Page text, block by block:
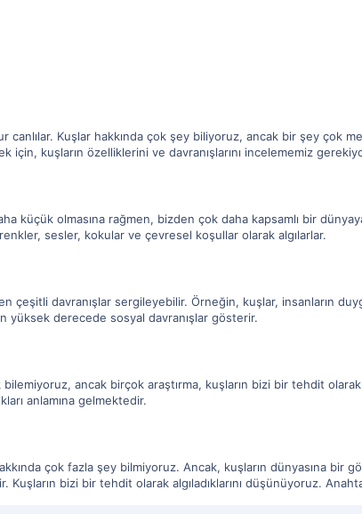
canlılar. Kuşlar hakkında çok şey biliyoruz, ancak bir şey çok
için, kuşların özelliklerini ve davranışlarını incelememiz
küçük olmasına rağmen, bizden çok daha kapsamlı bir
sesler, kokular ve çevresel koşullar olarak algılarlar.
çeşitli davranışlar sergileyebilir. Örneğin, kuşlar, insanların
yüksek derecede sosyal davranışlar gösterir.
bilemiyoruz, ancak birçok araştırma, kuşların bizi bir tehdit
anlamına gelmektedir.
çok fazla şey bilmiyoruz. Ancak, kuşların dünyasına bir
Kuşların bizi bir tehdit olarak algıladıklarını düşünüyoruz.